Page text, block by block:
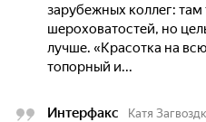
зарубежных коллег: там
шероховатостей, но
лучше. «Красотка на
топорный и...
Интерфакс Катя